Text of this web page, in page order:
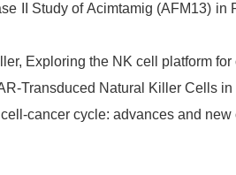
II Study of Acimtamig (AFM13)
Exploring the NK cell platform
Transduced Natural Killer Cells
cancer cycle: advances and